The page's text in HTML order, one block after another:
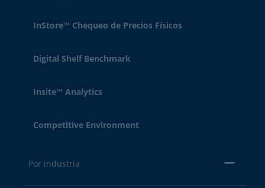
InStore™ Chequeo de Precios Físicos
Digital Shelf Benchmark
Insite™ Analytics
Competitive Environment
Por industria